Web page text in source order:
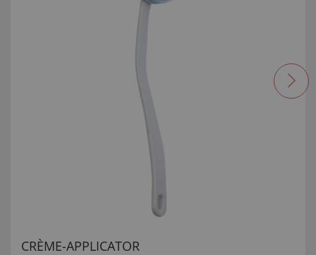
CRÈME-APPLICATOR